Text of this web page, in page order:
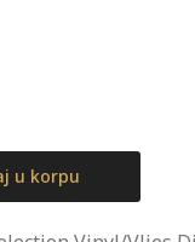
u korpu